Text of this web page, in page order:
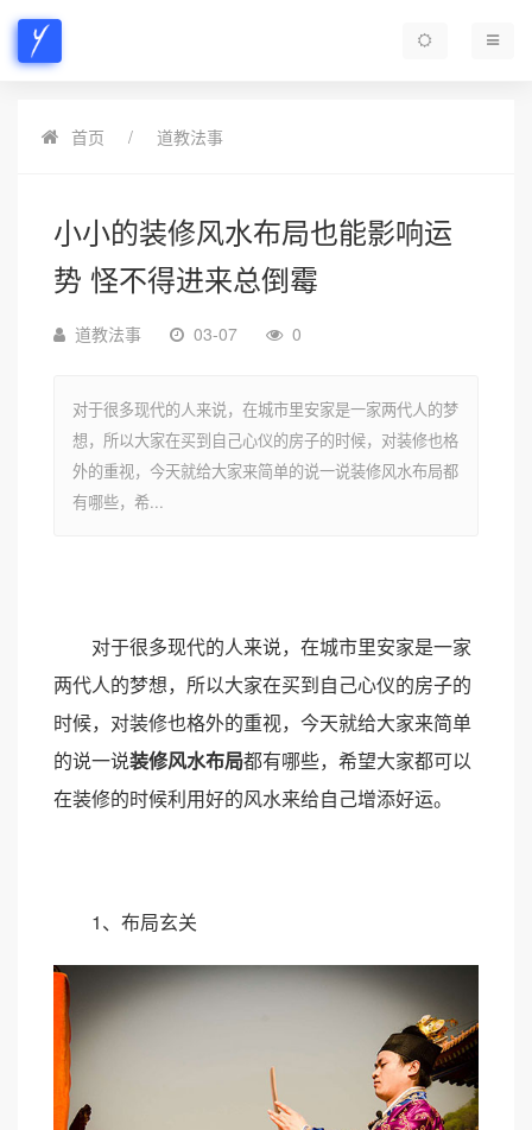
首页 道教法事
小小的装修风水布局也能影响运
势 怪不得进来总倒霉
道教法事 03-07 0
对于很多现代的人来说，在城市里安家是一家两代人的梦
想，所以大家在买到自己心仪的房子的时候，对装修也格
外的重视，今天就给大家来简单的说一说装修风水布局都
有哪些，希...
对于很多现代的人来说，在城市里安家是一家
两代人的梦想，所以大家在买到自己心仪的房子的
时候，对装修也格外的重视，今天就给大家来简单
的说一说装修风水布局都有哪些，希望大家都可以
在装修的时候利用好的风水来给自己增添好运。
1、布局玄关